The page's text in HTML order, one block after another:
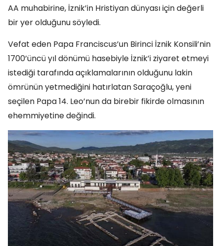
AA muhabirine, İznik’in Hristiyan dünyası için değerli
bir yer olduğunu söyledi.
Vefat eden Papa Franciscus’un Birinci İznik Konsili’nin
1700’üncü yıl dönümü hasebiyle İznik’i ziyaret etmeyi
istediği tarafında açıklamalarının olduğunu lakin
ömrünün yetmediğini hatırlatan Saraçoğlu, yeni
seçilen Papa 14. Leo’nun da birebir fikirde olmasının
ehemmiyetine değindi.